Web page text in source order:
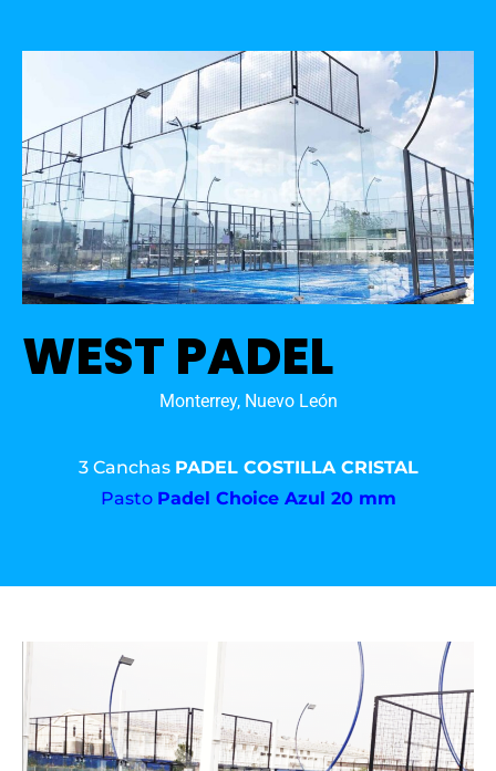
WEST PADEL
Monterrey, Nuevo León
3 Canchas PADEL COSTILLA CRISTAL
Pasto Padel Choice Azul 20 mm